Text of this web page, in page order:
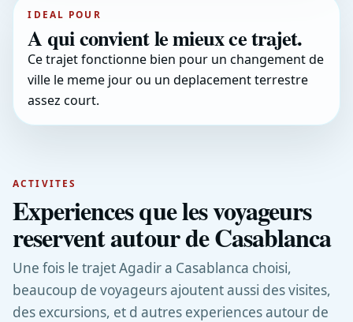
IDEAL POUR
A qui convient le mieux ce trajet.
Ce trajet fonctionne bien pour un changement de
ville le meme jour ou un deplacement terrestre
assez court.
ACTIVITES
Experiences que les voyageurs
reservent autour de Casablanca
Une fois le trajet Agadir a Casablanca choisi,
beaucoup de voyageurs ajoutent aussi des visites,
des excursions, et d autres experiences autour de